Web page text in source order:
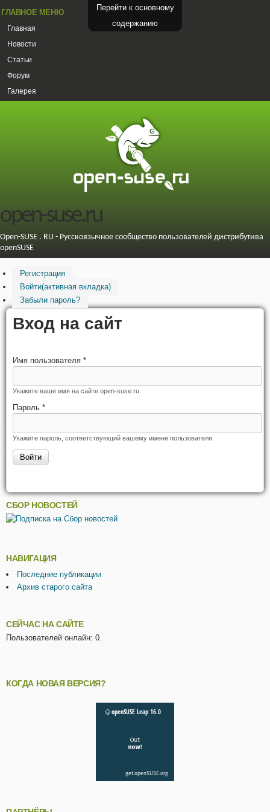
Перейти к основному
содержанию
ГЛАВНОЕ МЕНЮ
Главная
Новости
Статьи
Форум
Галерея
open-suse.ru
Open-SUSE . RU - Русскоязычное сообщество пользователей дистрибутива
openSUSE
Регистрация
Войти(активная вкладка)
Забыли пароль?
Вход на сайт
Имя пользователя *
Укажите ваше имя на сайте open-suse.ru.
Пароль *
Укажите пароль, соответствующий вашему имени пользователя.
СБОР НОВОСТЕЙ
НАВИГАЦИЯ
Последние публикации
Архив старого сайта
СЕЙЧАС НА САЙТЕ
Пользователей онлайн: 0.
КОГДА НОВАЯ ВЕРСИЯ?